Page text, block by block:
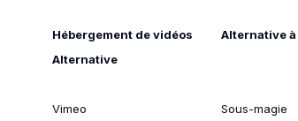
Hébergement de vidéos
Alternative
Vimeo
Alternative à
Sous-magie